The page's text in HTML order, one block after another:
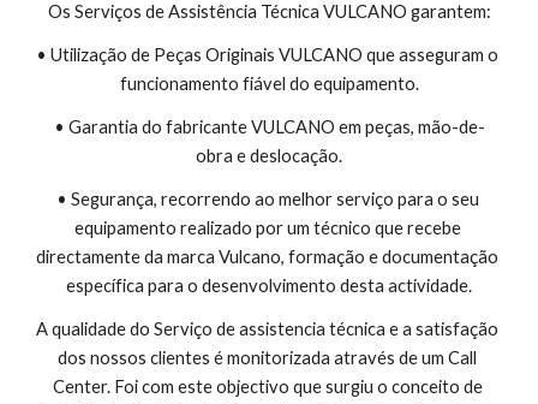
Os Serviços de Assistência Técnica VULCANO garantem:
• Utilização de Peças Originais VULCANO que asseguram o
funcionamento fiável do equipamento.
• Garantia do fabricante VULCANO em peças, mão-de-
obra e deslocação.
• Segurança, recorrendo ao melhor serviço para o seu
equipamento realizado por um técnico que recebe
directamente da marca Vulcano, formação e documentação
específica para o desenvolvimento desta actividade.
A qualidade do Serviço de assistencia técnica e a satisfação
dos nossos clientes é monitorizada através de um Call
Center. Foi com este objectivo que surgiu o conceito de